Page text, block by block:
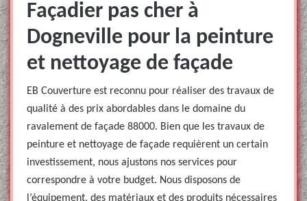
Façadier pas cher à
Dogneville pour la peinture
et nettoyage de façade
EB Couverture est reconnu pour réaliser des travaux de
qualité à des prix abordables dans le domaine du
ravalement de façade 88000. Bien que les travaux de
peinture et nettoyage de façade requièrent un certain
investissement, nous ajustons nos services pour
correspondre à votre budget. Nous disposons de
l’équipement, des matériaux et des produits nécessaires